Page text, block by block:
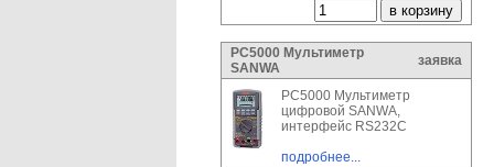
PC5000 Мультиметр
SANWA
заявка
PC5000 Мультиметр
цифровой SANWA,
интерфейс RS232C
подробнее...